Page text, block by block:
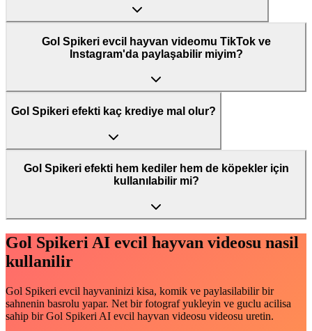
Gol Spikeri evcil hayvan videomu TikTok ve
Instagram'da paylaşabilir miyim?
Gol Spikeri efekti kaç krediye mal olur?
Gol Spikeri efekti hem kediler hem de köpekler için
kullanılabilir mi?
Gol Spikeri AI evcil hayvan videosu nasil
kullanilir
Gol Spikeri evcil hayvaninizi kisa, komik ve paylasilabilir bir
sahnenin basrolu yapar. Net bir fotograf yukleyin ve guclu acilisa
sahip bir Gol Spikeri AI evcil hayvan videosu videosu uretin.